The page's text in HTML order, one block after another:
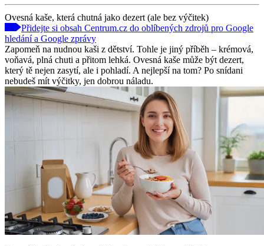
Ovesná kaše, která chutná jako dezert (ale bez výčitek)
Přidejte si obsah Centrum.cz do oblíbených zdrojů pro Google
hledání a Google zprávy
Zapomeň na nudnou kaši z dětství. Tohle je jiný příběh – krémová,
voňavá, plná chuti a přitom lehká. Ovesná kaše může být dezert,
který tě nejen zasytí, ale i pohladí. A nejlepší na tom? Po snídani
nebudeš mít výčitky, jen dobrou náladu.